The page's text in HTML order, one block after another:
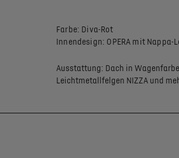
Farbe: Diva-Rot
Innendesign: OPERA mit Nappa-
Ausstattung: Dach in Wagenfarbe,
Leichtmetallfelgen NIZZA und